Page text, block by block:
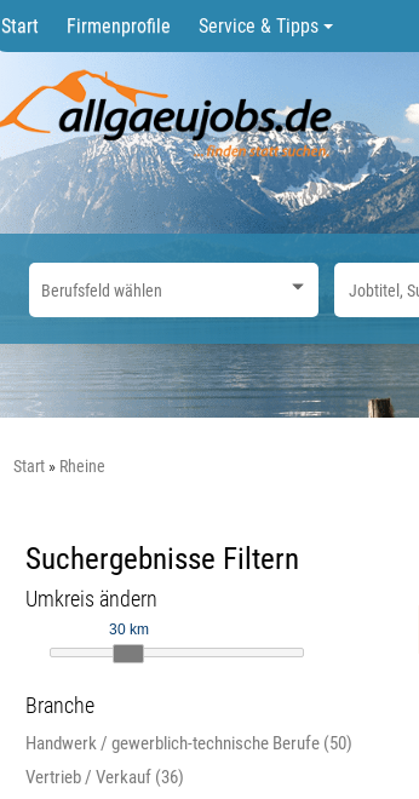
Start Firmenprofile Service & Tipps
Start Rheine
Suchergebnisse Filtern
Umkreis ändern
30 km
Branche
Handwerk / gewerblich-technische Berufe (50)
Vertrieb / Verkauf (36)